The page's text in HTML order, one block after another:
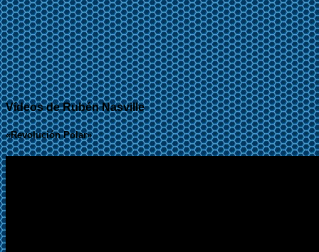
Vídeos de Rubén Nasville
«Revolución Polar»